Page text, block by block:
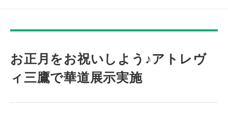
お正月をお祝いしよう♪アトレヴ
ィ三鷹で華道展示実施